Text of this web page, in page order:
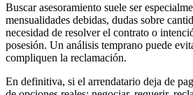
Buscar asesoramiento suele ser
mensualidades debidas, dudas sobre
necesidad de resolver el contrato o
posesión. Un análisis temprano puede
compliquen la reclamación.
En definitiva, si el arrendatario deja de